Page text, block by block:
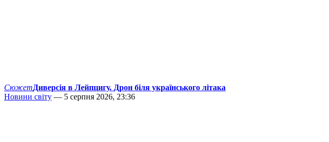
СюжетДиверсія в Лейпцигу. Дрон біля українського літака
Новини світу — 5 серпня 2026, 23:36